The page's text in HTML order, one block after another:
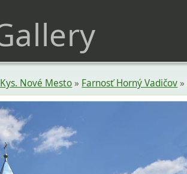
Nové Mesto» Farnosť Horný Vadičov»